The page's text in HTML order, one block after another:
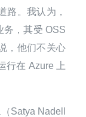
路。我认为，
务，其受 OSS
，他们不关心
行在 Azure 上
Satya Nadell